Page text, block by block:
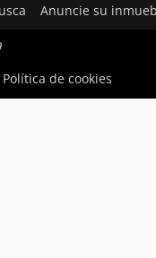
Anuncie su
Política de cookies